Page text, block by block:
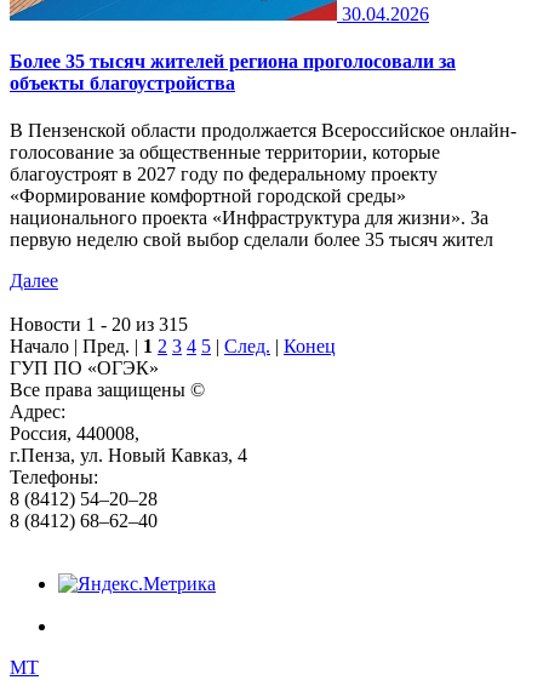
30.04.2026
Более 35 тысяч жителей региона проголосовали за
объекты благоустройства
В Пензенской области продолжается Всероссийское онлайн-
голосование за общественные территории, которые
благоустроят в 2027 году по федеральному проекту
«Формирование комфортной городской среды»
национального проекта «Инфраструктура для жизни». За
первую неделю свой выбор сделали более 35 тысяч жител
Далее
Новости 1 - 20 из 315
Начало | Пред. | 1 2 3 4 5 | След. | Конец
ГУП ПО «ОГЭК»
Все права защищены ©
Адрес:
Россия, 440008,
г.Пенза, ул. Новый Кавказ, 4
Телефоны:
8 (8412) 54–20–28
8 (8412) 68–62–40
MT